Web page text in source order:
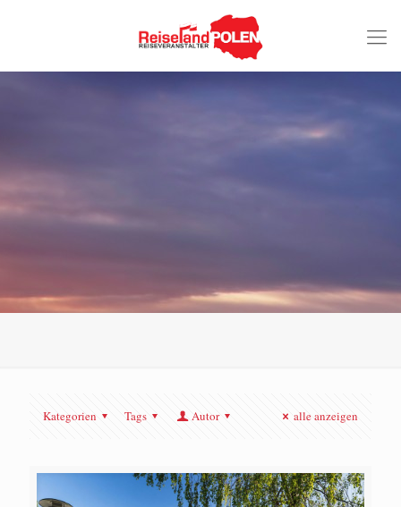
Kategorien Tags Autor alle anzeigen